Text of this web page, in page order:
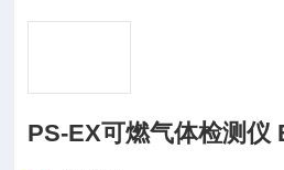
PS-EX可燃气体检测仪